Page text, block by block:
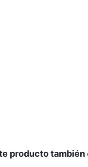
producto también